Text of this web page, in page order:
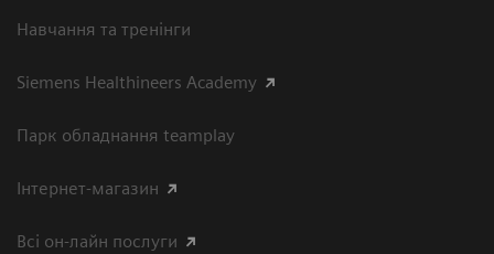
Навчання та тренінги
Siemens Healthineers Academy
Парк обладнання teamplay
Інтернет-магазин
Всі он-лайн послуги